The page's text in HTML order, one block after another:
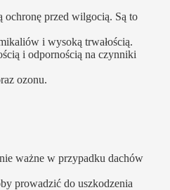
przed wilgocią. Są to
i wysoką trwałością.
i odpornością na czynniki
ozonu.
ważne w przypadku dachów
prowadzić do uszkodzenia